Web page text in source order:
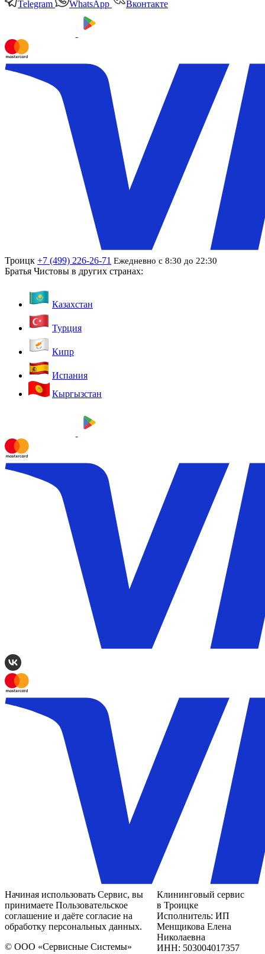
Telegram
WhatsApp Вконтакте
Троицк +7 (499) 226-26-71 Ежедневно с 8:30 до 22:30
Братья Чистовы в других странах:
Казахстан
Турция
Кипр
Испания
Кыргызстан
Начиная использовать Сервис, вы
принимаете Пользовательское
соглашение и даёте согласие на
обработку персональных данных.
© ООО «Сервисные Системы»
Клининговый сервис
в Троицке
Исполнитель: ИП
Менщикова Елена
Николаевна
ИНН: 503004017357